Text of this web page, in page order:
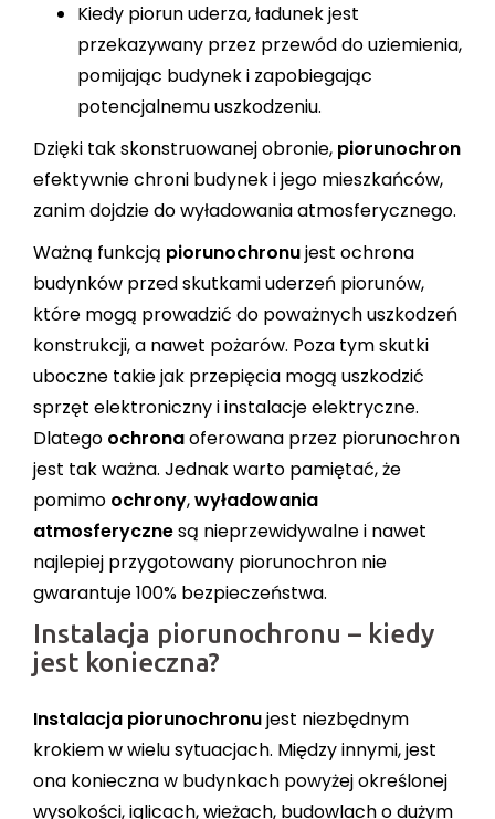
Kiedy piorun uderza, ładunek jest
przekazywany przez przewód do uziemienia,
pomijając budynek i zapobiegając
potencjalnemu uszkodzeniu.
Dzięki tak skonstruowanej obronie, piorunochron
efektywnie chroni budynek i jego mieszkańców,
zanim dojdzie do wyładowania atmosferycznego.
Ważną funkcją piorunochronujest ochrona
budynków przed skutkami uderzeń piorunów,
które mogą prowadzić do poważnych uszkodzeń
konstrukcji, a nawet pożarów. Poza tym skutki
uboczne takie jak przepięcia mogą uszkodzić
sprzęt elektroniczny i instalacje elektryczne.
Dlatego ochronaoferowana przez piorunochron
jest tak ważna. Jednak warto pamiętać, że
pomimo ochrony,wyładowania
atmosferycznesą nieprzewidywalne i nawet
najlepiej przygotowany piorunochron nie
gwarantuje 100% bezpieczeństwa.
Instalacja piorunochronu – kiedy
jest konieczna?
Instalacja piorunochronujest niezbędnym
krokiem w wielu sytuacjach. Między innymi, jest
ona konieczna w budynkach powyżej określonej
wysokości, iglicach, wieżach, budowlach o dużym